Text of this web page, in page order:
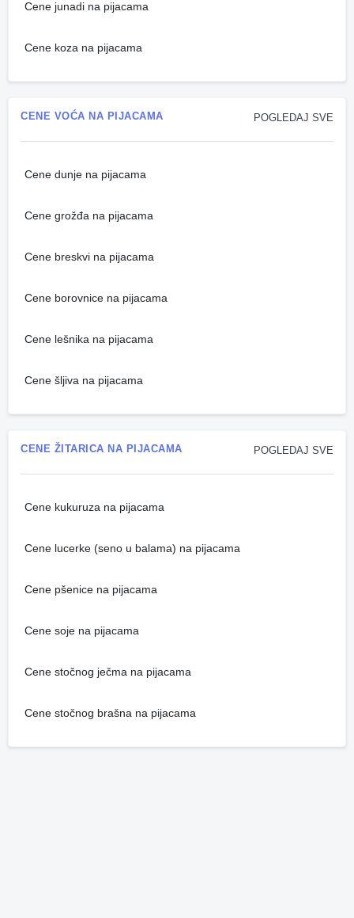
Cene junadi na pijacama
Cene koza na pijacama
POGLEDAJ SVE
CENE VOĆA NA PIJACAMA
Cene dunje na pijacama
Cene grožđa na pijacama
Cene breskvi na pijacama
Cene borovnice na pijacama
Cene lešnika na pijacama
Cene šljiva na pijacama
POGLEDAJ SVE
CENE ŽITARICA NA PIJACAMA
Cene kukuruza na pijacama
Cene lucerke (seno u balama) na pijacama
Cene pšenice na pijacama
Cene soje na pijacama
Cene stočnog ječma na pijacama
Cene stočnog brašna na pijacama